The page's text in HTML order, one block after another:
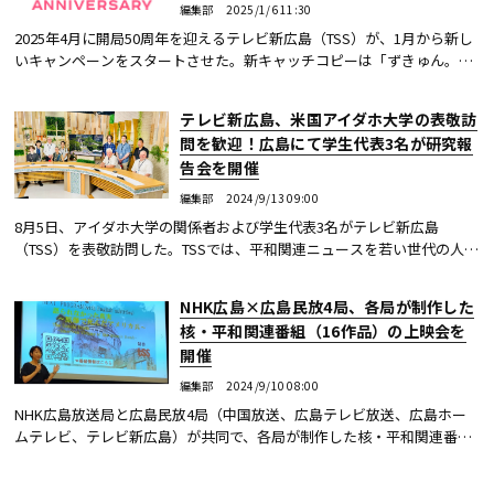
編集部 2025/1/6 11:30
2025年4月に開局50周年を迎えるテレビ新広島（TSS）が、1月から新し
いキャンペーンをスタートさせた。新キャッチコピーは「ずきゅん。
テレビ新広島、米国アイダホ大学の表敬訪
問を歓迎！広島にて学生代表3名が研究報
告会を開催
編集部 2024/9/13 09:00
8月5日、アイダホ大学の関係者および学生代表3名がテレビ新広島
（TSS）を表敬訪問した。TSSでは、平和関連ニュースを若い世代の人た
NHK広島×広島民放4局、各局が制作した
核・平和関連番組（16作品）の上映会を
開催
編集部 2024/9/10 08:00
NHK広島放送局と広島民放4局（中国放送、広島テレビ放送、広島ホー
ムテレビ、テレビ新広島）が共同で、各局が制作した核・平和関連番組